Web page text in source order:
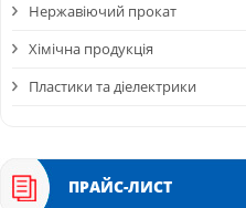
Нержавіючий прокат
Хімічна продукція
Пластики та діелектрики
ПРАЙС-ЛИСТ